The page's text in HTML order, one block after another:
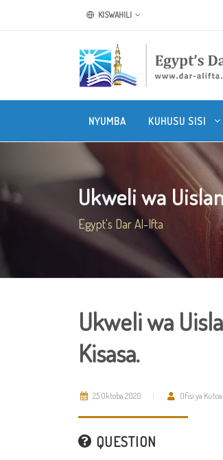
KISWAHILI
NYUMBA KUHUSU SISI
Ukweli wa
Egypt's Dar Al-Ifta
Ukweli wa
Kisasa.
25 Oktoba 2020 Ofisi ya
QUESTION